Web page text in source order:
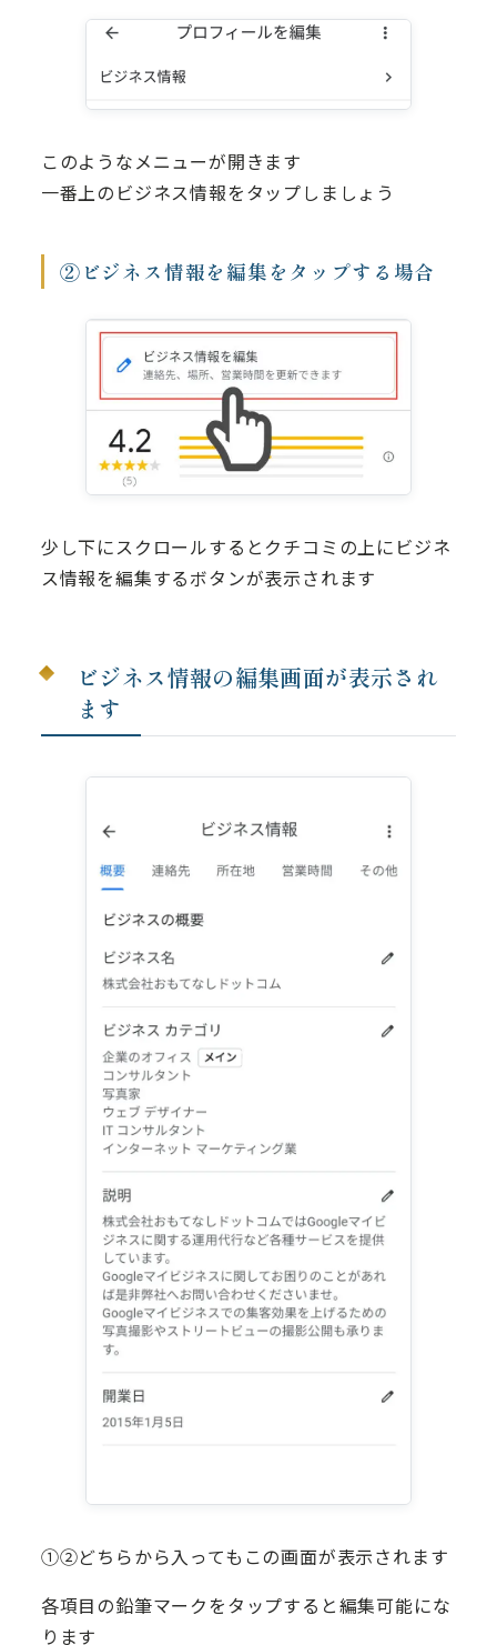
このようなメニューが開きます
一番上のビジネス情報をタップしましょう
②ビジネス情報を編集をタップする場合
少し下にスクロールするとクチコミの上にビジネ
ス情報を編集するボタンが表示されます
ビジネス情報の編集画面が表示され
ます
①②どちらから入ってもこの画面が表示されます
各項目の鉛筆マークをタップすると編集可能にな
ります